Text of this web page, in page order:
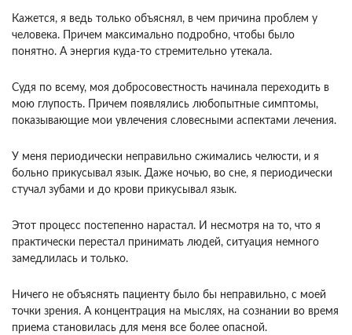
Кажется, я ведь только объяснял, в чем причина проблем у
человека. Причем максимально подроб­но, чтобы было
понятно. А энергия куда-то стре­мительно утекала.
Судя по всему, моя добросове­стность начинала переходить в
мою глупость. Причем появлялись любопытные симптомы,
пока­зывающие мои увлечения словесными аспектами лечения.
У меня периодически неправильно сжи­мались челюсти, и я
больно прикусывал язык. Даже ночью, во сне, я периодически
стучал зуба­ми и до крови прикусывал язык.
Этот процесс по­степенно нарастал. И несмотря на то, что я
прак­тически перестал принимать людей, ситуация не­много
замедлилась и только.
Ничего не объяснять пациенту было бы неправильно, с моей
точки зре­ния. А концентрация на мыслях, на сознании во время
приема становилась для меня все более опасной.